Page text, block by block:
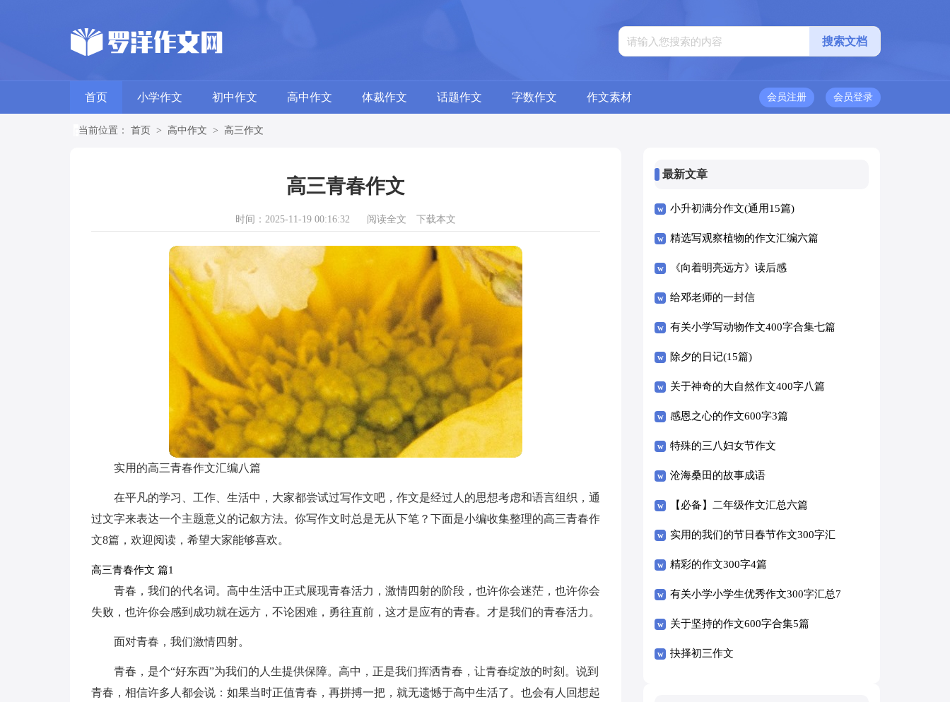
首页 小学作文 初中作文 高中作文 体裁作文 话题作文 字数作文 作文素材 会员登录
会员注册
当前位置： 首页 > 高中作文 > 高三作文
高三青春作文
时间：2025-11-19 00:16:32 阅读全文 下载本文
实用的高三青春作文汇编八篇
在平凡的学习、工作、生活中，大家都尝试过写作文吧，作文是经过人的思想考虑和语言组织，通
过文字来表达一个主题意义的记叙方法。你写作文时总是无从下笔？下面是小编收集整理的高三青春作
文8篇，欢迎阅读，希望大家能够喜欢。
高三青春作文 篇1
青春，我们的代名词。高中生活中正式展现青春活力，激情四射的阶段，也许你会迷茫，也许你会
失败，也许你会感到成功就在远方，不论困难，勇往直前，这才是应有的青春。才是我们的青春活力。
面对青春，我们激情四射。
青春，是个“好东西”为我们的人生提供保障。高中，正是我们挥洒青春，让青春绽放的时刻。说到
青春，相信许多人都会说：如果当时正值青春，再拼搏一把，就无遗憾于高中生活了。也会有人回想起
最新文章
小升初满分作文(通用15篇)
精选写观察植物的作文汇编六篇
《向着明亮远方》读后感
给邓老师的一封信
有关小学写动物作文400字合集七篇
除夕的日记(15篇)
关于神奇的大自然作文400字八篇
感恩之心的作文600字3篇
特殊的三八妇女节作文
沧海桑田的故事成语
【必备】二年级作文汇总六篇
实用的我们的节日春节作文300字汇
编十篇
精彩的作文300字4篇
有关小学小学生优秀作文300字汇总7
篇
关于坚持的作文600字合集5篇
抉择初三作文